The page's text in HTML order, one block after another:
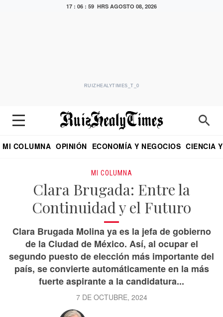
17 : 07 : 00 HRS AGOSTO 08, 2026
RUIZHEALYTIMES_T_0
MI COLUMNA OPINIÓN ECONOMÍA Y NEGOCIOS CIENCIA
MI COLUMNA
Clara Brugada: Entre la
Continuidad y el Futuro
Clara Brugada Molina ya es la jefa de gobierno
de la Ciudad de México. Así, al ocupar el
segundo puesto de elección más importante del
país, se convierte automáticamente en la más
fuerte aspirante a la candidatura...
7 DE OCTUBRE, 2024